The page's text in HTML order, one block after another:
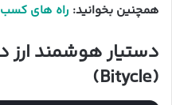
همچنین بخوانید: راه های کسب
دستیار هوشمند ارز
(Bitycle)